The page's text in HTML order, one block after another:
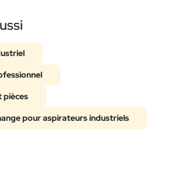
pièces
pour aspirateurs industriels